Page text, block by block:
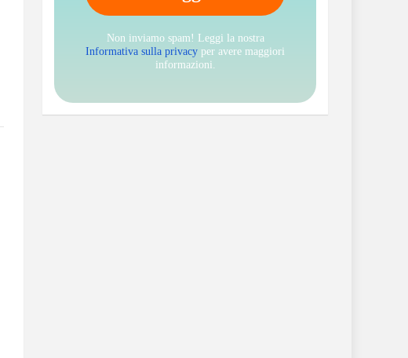
Non inviamo spam! Leggi la nostra
Informativa sulla privacy per avere maggiori
informazioni.